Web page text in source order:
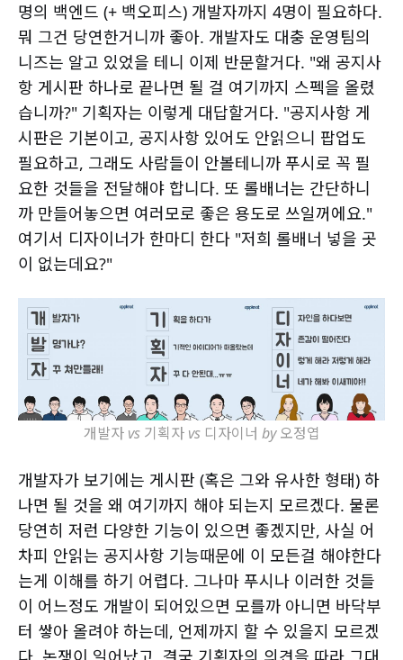
명의 백엔드 (+ 백오피스) 개발자까지 4명이 필요하다.
뭐 그건 당연한거니까 좋아. 개발자도 대충 운영팀의
니즈는 알고 있었을 테니 이제 반문할거다. "왜 공지사
항 게시판 하나로 끝나면 될 걸 여기까지 스펙을 올렸
습니까?" 기획자는 이렇게 대답할거다. "공지사항 게
시판은 기본이고, 공지사항 있어도 안읽으니 팝업도
필요하고, 그래도 사람들이 안볼테니까 푸시로 꼭 필
요한 것들을 전달해야 합니다. 또 롤배너는 간단하니
까 만들어놓으면 여러모로 좋은 용도로 쓰일꺼에요."
여기서 디자이너가 한마디 한다 "저희 롤배너 넣을 곳
이 없는데요?"
개발자 vs 기획자 vs 디자이너 by 오정엽
개발자가 보기에는 게시판 (혹은 그와 유사한 형태) 하
나면 될 것을 왜 여기까지 해야 되는지 모르겠다. 물론
당연히 저런 다양한 기능이 있으면 좋겠지만, 사실 어
차피 안읽는 공지사항 기능때문에 이 모든걸 해야한다
는게 이해를 하기 어렵다. 그나마 푸시나 이러한 것들
이 어느정도 개발이 되어있으면 모를까 아니면 바닥부
터 쌓아 올려야 하는데, 언제까지 할 수 있을지 모르겠